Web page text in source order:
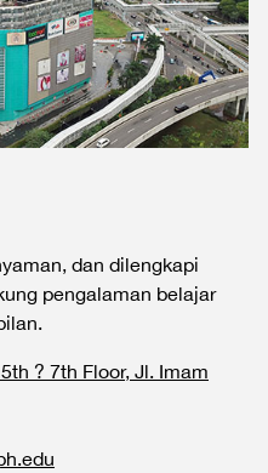
dan dilengkapi
pengalaman belajar
? 7th Floor, Jl. Imam